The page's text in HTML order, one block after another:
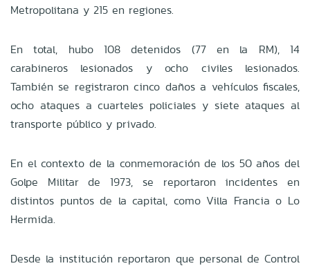
Metropolitana y 215 en regiones.
En total, hubo 108 detenidos (77 en la RM), 14
carabineros lesionados y ocho civiles lesionados.
También se registraron cinco daños a vehículos fiscales,
ocho ataques a cuarteles policiales y siete ataques al
transporte público y privado.
En el contexto de la conmemoración de los 50 años del
Golpe Militar de 1973, se reportaron incidentes en
distintos puntos de la capital, como Villa Francia o Lo
Hermida.
Desde la institución reportaron que personal de Control